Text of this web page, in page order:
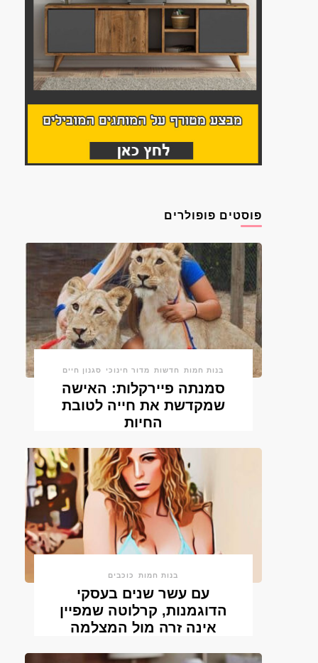
פוסטים פופולרים
בנות חמות חדשות מדור חינוכי סגנון חיים
סמנתה פיירקלות: האישה
שמקדשת את חייה לטובת
החיות
בנות חמות כוכבים
עם עשר שנים בעסקי
הדוגמנות, קרלוטה שמפיין
אינה זרה מול המצלמה